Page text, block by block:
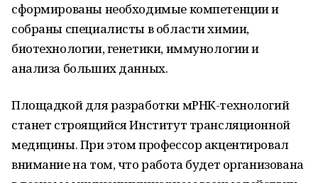
сформированы необходимые компетенции и
собраны специалисты в области химии,
биотехнологии, генетики, иммунологии и
анализа больших данных.
Площадкой для разработки мРНК-технологий
станет строящийся Институт трансляционной
медицины. При этом профессор акцентировал
внимание на том, что работа будет организована